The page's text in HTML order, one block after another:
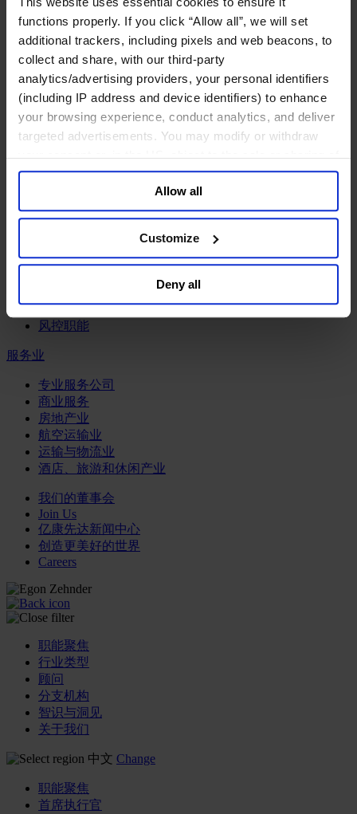
functions properly. If you click “Allow all”, we will set
additional trackers, including pixels and web beacons, to
collect and share, with our third-party
analytics/advertising providers, your personal identifiers
(including IP address and device identifiers) to enhance
your browsing experience, conduct analytics, and deliver
targeted advertisements. You may modify or withdraw
your consent or, in the US, object to the sale or sharing of
your data for targeted advertising, by clicking “Do Not
Sell or Share My Personal Information” in the footer of
the website. You must opt-out of each device and each
browser. For additional information and retention terms
general collection and use of personal information see
Allow all
Customize
Deny all
工业
化工与过程工业咨询团队
机械与工业技术
汽车与交通设备
能源业
金属与矿业
金融服务业
主权财富基金
保险业
投资银行、企业银行与金融市场
私募股权投资行业
财富管理
零售金融服务
风控职能
服务业
专业服务公司
商业服务
房地产业
航空运输业
运输与物流业
酒店、旅游和休闲产业
我们的董事会
Join Us
亿康先达新闻中心
创造更美好的世界
Careers
职能聚焦
行业类型
顾问
分支机构
智识与洞见
关于我们
中文 Change
职能聚焦
首席执行官